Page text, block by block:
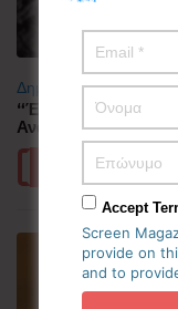
Δημοφιλή
“Έλιωσε” από τη
Ανάσες δροσιάς
Περισσότερα
Accept
Screen
provide on
and to